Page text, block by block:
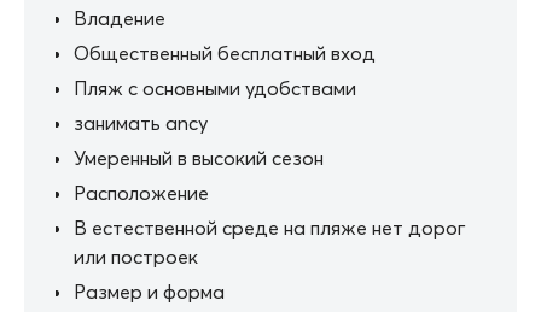
Владение
Общественный бесплатный вход
Пляж с основными удобствами
занимать ancy
Умеренный в высокий сезон
Расположение
В естественной среде на пляже нет дорог
или построек
Размер и форма